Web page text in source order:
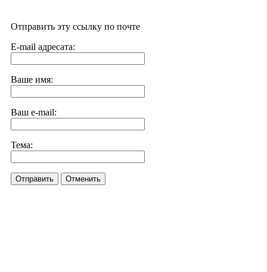
Отправить эту ссылку по почте
E-mail адресата:
Ваше имя:
Ваш e-mail:
Тема:
Отправить Отменить